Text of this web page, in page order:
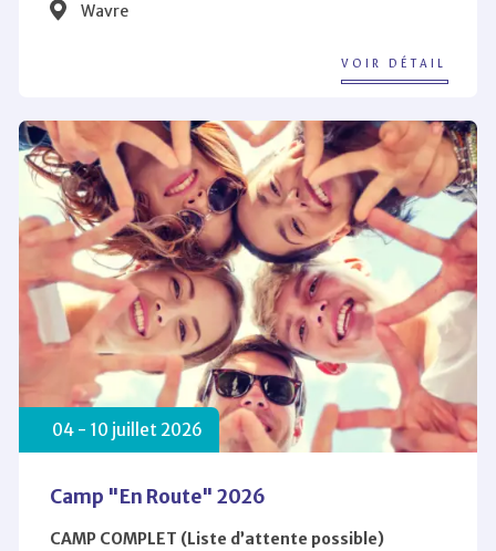
Wavre
VOIR DÉTAIL
04 - 10 juillet 2026
Camp "En Route" 2026
CAMP COMPLET (Liste d’attente possible)